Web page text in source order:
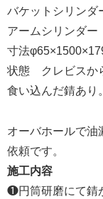
バケットシリン
アームシリンダー
寸法
状態 クレビスか
食い込んだ錆あり
オーバホールで油
依頼です。
施工内容
❶円筒研磨にて錆